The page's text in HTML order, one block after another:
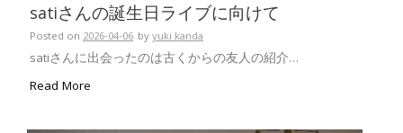
satiさんの誕生日ライブに向けて
Posted on 2026-04-06 byyuki kanda
satiさんに出会ったのは古くからの友人の紹介…
Read More